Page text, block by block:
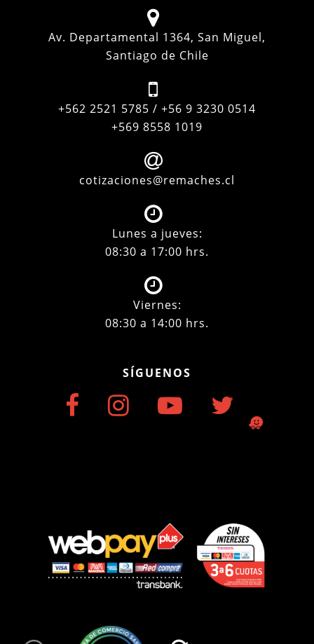
Av. Departamental 1364, San Miguel,
Santiago de Chile
+562 2521 5785 / +56 9 3230 0514
+569 8558 1019
cotizaciones@remaches.cl
Lunes a jueves:
08:30 a 17:00 hrs.
Viernes:
08:30 a 14:00 hrs.
SÍGUENOS